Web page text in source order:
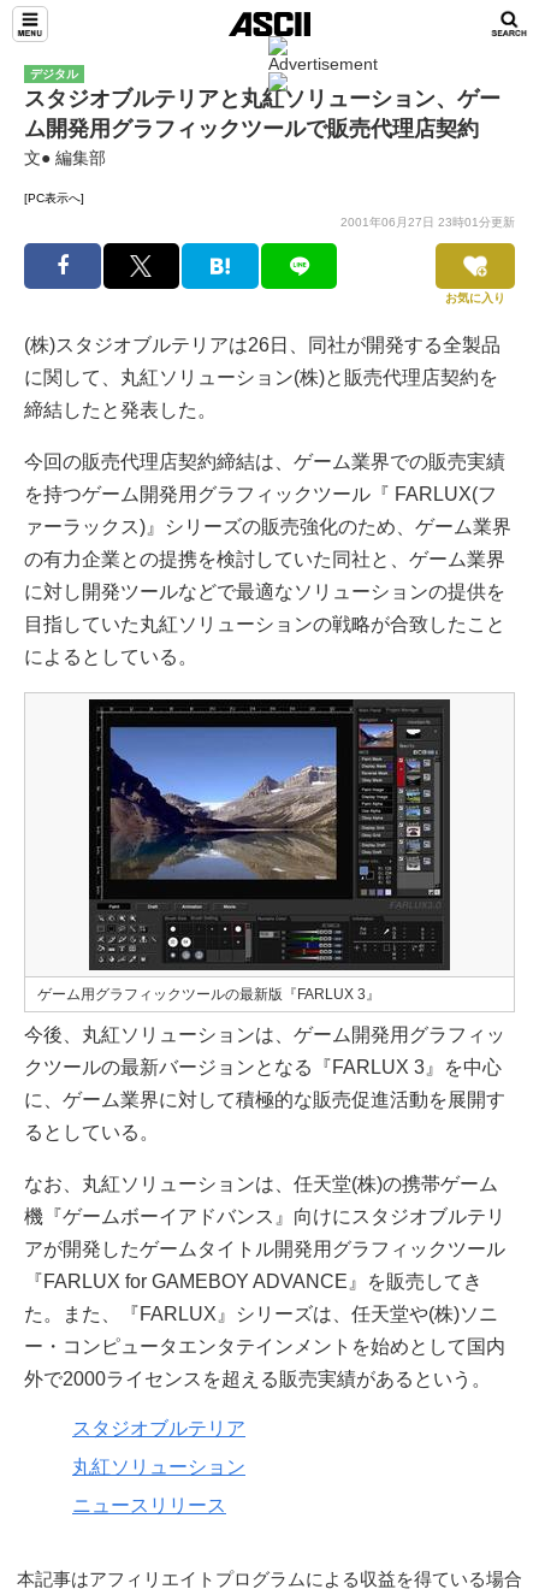
デジタル
スタジオブルテリアと丸紅ソリューション、ゲー
ム開発用グラフィックツールで販売代理店契約
文● 編集部
[PC表示へ]
2001年06月27日 23時01分更新
お気に入り
(株)スタジオブルテリアは26日、同社が開発する全製品
に関して、丸紅ソリューション(株)と販売代理店契約を
締結したと発表した。
今回の販売代理店契約締結は、ゲーム業界での販売実績
を持つゲーム開発用グラフィックツール『 FARLUX(フ
ァーラックス)』シリーズの販売強化のため、ゲーム業界
の有力企業との提携を検討していた同社と、ゲーム業界
に対し開発ツールなどで最適なソリューションの提供を
目指していた丸紅ソリューションの戦略が合致したこと
によるとしている。
ゲーム用グラフィックツールの最新版『FARLUX 3』
今後、丸紅ソリューションは、ゲーム開発用グラフィッ
クツールの最新バージョンとなる『FARLUX 3』を中心
に、ゲーム業界に対して積極的な販売促進活動を展開す
るとしている。
なお、丸紅ソリューションは、任天堂(株)の携帯ゲーム
機『ゲームボーイアドバンス』向けにスタジオブルテリ
アが開発したゲームタイトル開発用グラフィックツール
『FARLUX for GAMEBOY ADVANCE』を販売してき
た。また、『FARLUX』シリーズは、任天堂や(株)ソニ
ー・コンピュータエンタテインメントを始めとして国内
外で2000ライセンスを超える販売実績があるという。
スタジオブルテリア
丸紅ソリューション
ニュースリリース
本記事はアフィリエイトプログラムによる収益を得ている場合